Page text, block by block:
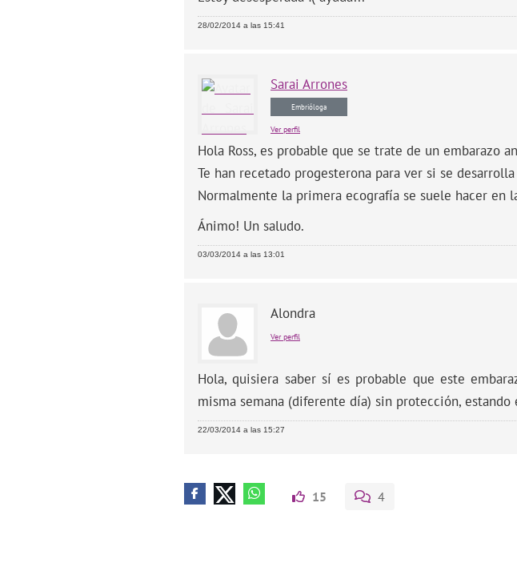
28/02/2014 a las 15:41
Sarai Arrones
Embrióloga
Ver perfil
Hola Ross, es probable que se trate de un embarazo
Te han recetado progesterona para ver si se
Normalmente la primera ecografía se suele hacer en
Ánimo! Un saludo.
03/03/2014 a las 13:01
Alondra
Ver perfil
Hola, quisiera saber sí es probable que este
misma semana (diferente día) sin protección,
22/03/2014 a las 15:27
15 4